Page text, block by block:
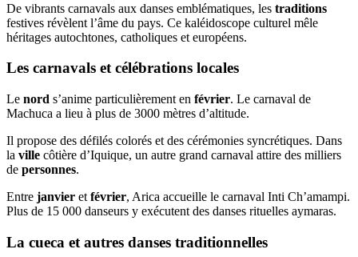
De vibrants carnavals aux danses emblématiques, les traditions
festives révèlent l’âme du pays. Ce kaléidoscope culturel mêle
héritages autochtones, catholiques et européens.
Les carnavals et célébrations locales
Le nord s’anime particulièrement en février. Le carnaval de
Machuca a lieu à plus de 3000 mètres d’altitude.
Il propose des défilés colorés et des cérémonies syncrétiques. Dans
la ville côtière d’Iquique, un autre grand carnaval attire des milliers
de personnes.
Entre janvier et février, Arica accueille le carnaval Inti Ch’amampi.
Plus de 15 000 danseurs y exécutent des danses rituelles aymaras.
La cueca et autres danses traditionnelles